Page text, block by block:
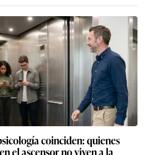
coinciden: quienes
el ascensor no viven a la